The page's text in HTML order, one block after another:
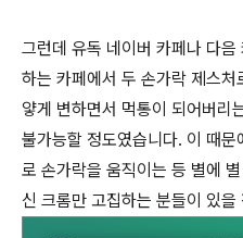
그런데 유독 네이버 카페나 다
하는 카페에서 두 손가락 제스
얗게 변하면서 먹통이 되어버리
불가능할 정도였습니다. 이 때
로 손가락을 움직이는 등 별에
신 크롬만 고집하는 분들이 있을